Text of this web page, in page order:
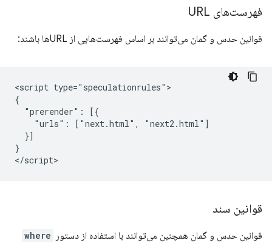
فهرست‌های URL
قوانین حدس و گمان می‌توانند بر اساس فهرست‌هایی از URLها باشند:
<script type="speculationrules">
{
  "prerender": [{
    "urls": ["next.html", "next2.html"]
  }]
}
قوانین سند
قوانین حدس و گمان همچنین می‌توانند با استفاده از دستور where